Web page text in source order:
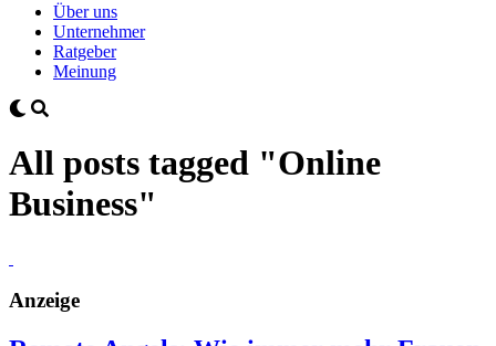
Über uns
Unternehmer
Ratgeber
Meinung
All posts tagged "Online
Business"
Anzeige